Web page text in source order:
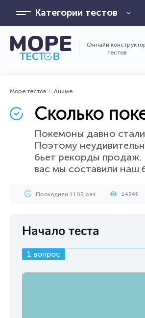
Категории тестов
Онлайн
тестов
Море тестов Аниме
Сколько
Покемоны давно
Поэтому
бьет рекорды продаж.
вас мы составили наш
Проходили 1105 раз 14345
Начало теста
1 вопрос